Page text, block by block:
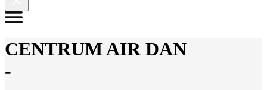
CENTRUM AIR DAN
-